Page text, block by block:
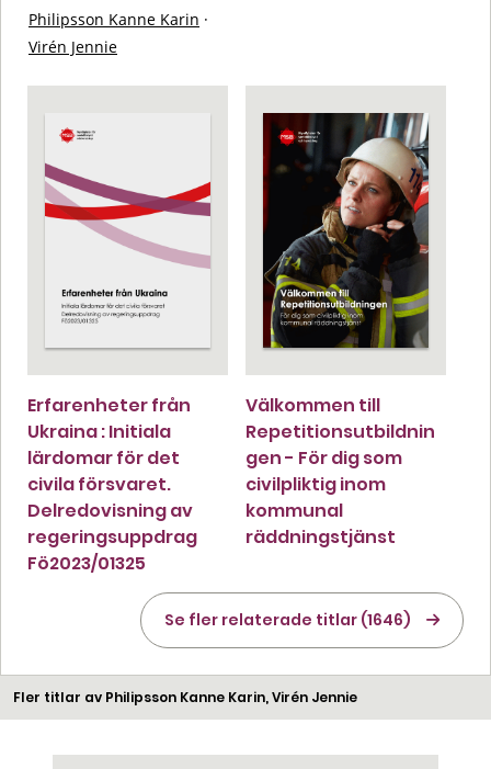
Philipsson Kanne Karin ·
Virén Jennie
Erfarenheter från
Ukraina : Initiala
lärdomar för det
civila försvaret.
Delredovisning av
regeringsuppdrag
Fö2023/01325
Välkommen till
Repetitionsutbildnin
gen - För dig som
civilpliktig inom
kommunal
räddningstjänst
Se fler relaterade titlar (1646)
Fler titlar av Philipsson Kanne Karin, Virén Jennie